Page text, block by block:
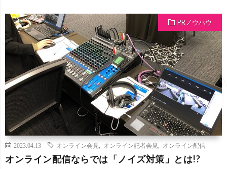
PRノウハウ
2023.04.13 オンライン会見 オンライン記者会見 オンライン配信
オンライン配信ならでは「ノイズ対策」とは!?